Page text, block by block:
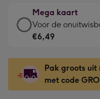
kleine
gelukwens
-
120
x
160
mm
€4,79
-
Meest
gekozen
Dimensions:
167
x
Mega kaart
Mega
kaart
€6,49
-
Voor
Voor de
€6,49
Pak groots
met code